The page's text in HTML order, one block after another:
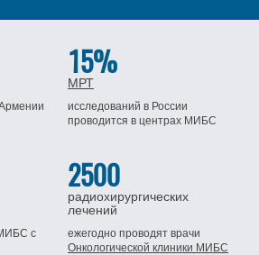
15%
МРТ
исследований в России
проводится в центрах МИБС
МИБСс
2500
радиохирургических
лечений
ежегодно проводят врачи
Онкологической клиники МИБС